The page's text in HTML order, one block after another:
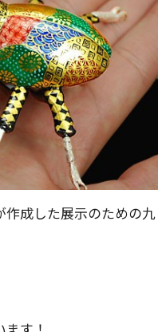
成した展示のための九